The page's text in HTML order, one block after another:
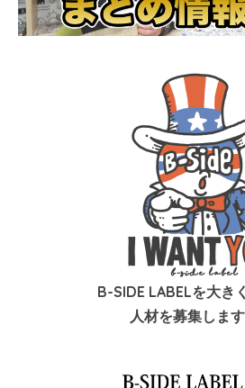
B-SIDE LABELを大き
人材を募集します